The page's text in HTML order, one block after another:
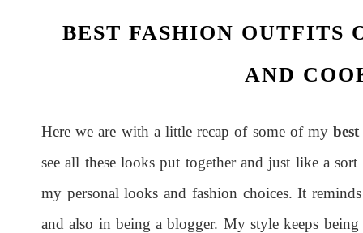
BEST FASHION OUTFITS
AND
Here we are with a little recap of some of my
see all these looks put together and just like a
my personal looks and fashion choices. It
and also in being a blogger. My style keeps